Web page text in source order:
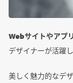
Webサイトやアプ
デザイナーが活躍し
美しく魅力的なデ